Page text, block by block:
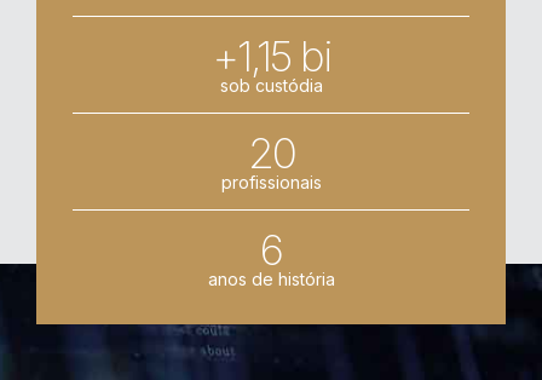
+1,15 bi
sob custódia
20
profissionais
6
anos de história